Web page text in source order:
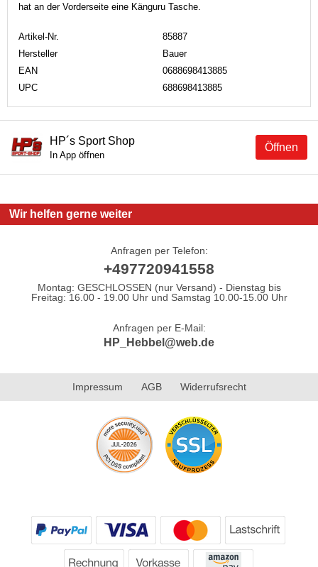
hat an der Vorderseite eine Känguru Tasche.
Artikel-Nr.
85887
Hersteller
Bauer
EAN
0688698413885
UPC
688698413885
Öffnen
HP´s Sport Shop
In App öffnen
Wir helfen gerne weiter
Anfragen per Telefon:
+497720941558
Montag: GESCHLOSSEN (nur Versand) - Dienstag bis
Freitag: 16.00 - 19.00 Uhr und Samstag 10.00-15.00 Uhr
Anfragen per E-Mail:
HP_Hebbel@web.de
Impressum AGB Widerrufsrecht